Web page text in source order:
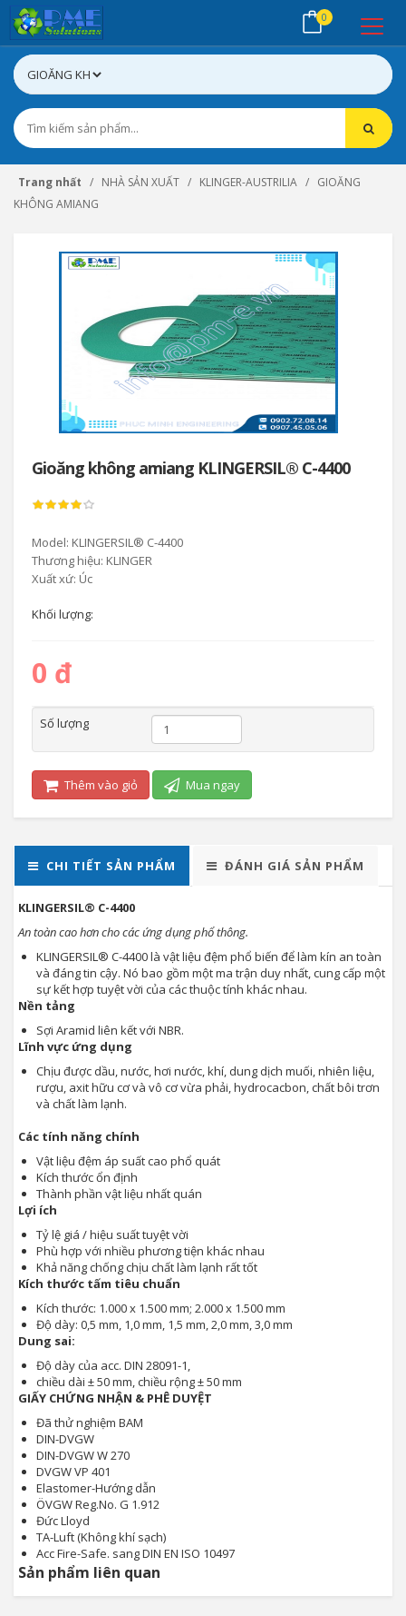
0
Trang nhất NHÀ SẢN XUẤT KLINGER-AUSTRILIA
GIOĂNG
KHÔNG AMIANG
Gioăng không amiang KLINGERSIL® C-4400
Model: KLINGERSIL® C-4400
Thương hiệu: KLINGER
Xuất xứ: Úc
Khối lượng:
0 đ
Số lượng
Thêm vào giỏ Mua ngay
CHI TIẾT SẢN PHẨM ĐÁNH GIÁ SẢN PHẨM
KLINGERSIL® C-4400
An toàn cao hơn cho các ứng dụng phổ thông.
KLINGERSIL® C-4400 là vật liệu đệm phổ biến để làm kín an toàn
và đáng tin cậy. Nó bao gồm một ma trận duy nhất, cung cấp một
sự kết hợp tuyệt vời của các thuộc tính khác nhau.
Nền tảng
Sợi Aramid liên kết với NBR.
Lĩnh vực ứng dụng
Chịu được dầu, nước, hơi nước, khí, dung dịch muối, nhiên liệu,
rượu, axit hữu cơ và vô cơ vừa phải, hydrocacbon, chất bôi trơn
và chất làm lạnh.
Các tính năng chính
Vật liệu đệm áp suất cao phổ quát
Kích thước ổn định
Thành phần vật liệu nhất quán
Lợi ích
Tỷ lệ giá / hiệu suất tuyệt vời
Phù hợp với nhiều phương tiện khác nhau
Khả năng chống chịu chất làm lạnh rất tốt
Kích thước tấm tiêu chuẩn
Kích thước: 1.000 x 1.500 mm; 2.000 x 1.500 mm
Độ dày: 0,5 mm, 1,0 mm, 1,5 mm, 2,0 mm, 3,0 mm
Dung sai:
Độ dày của acc. DIN 28091-1,
chiều dài ± 50 mm, chiều rộng ± 50 mm
GIẤY CHỨNG NHẬN & PHÊ DUYỆT
Đã thử nghiệm BAM
DIN-DVGW
DIN-DVGW W 270
DVGW VP 401
Elastomer-Hướng dẫn
ÖVGW Reg.No. G 1.912
Đức Lloyd
TA-Luft (Không khí sạch)
Acc Fire-Safe. sang DIN EN ISO 10497
Sản phẩm liên quan